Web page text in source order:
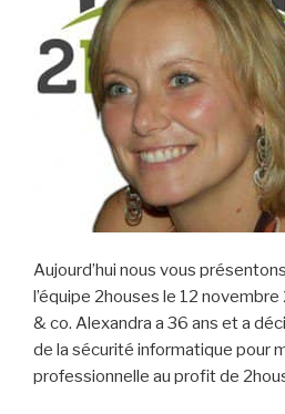
Aujourd’hui nous vous
l’équipe 2houses le 12
& co. Alexandra a 36 ans et a
de la sécurité informatique pour
professionnelle au profit de